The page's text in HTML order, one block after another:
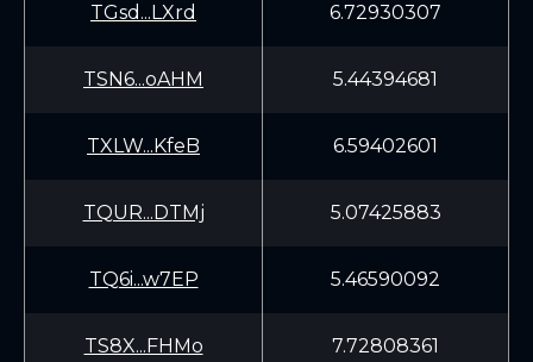
TGsd...LXrd 6.72930307
TSN6...oAHM 5.44394681
TXLW...KfeB 6.59402601
TQUR...DTMj 5.07425883
TQ6i...w7EP 5.46590092
TS8X...FHMo 7.72808361